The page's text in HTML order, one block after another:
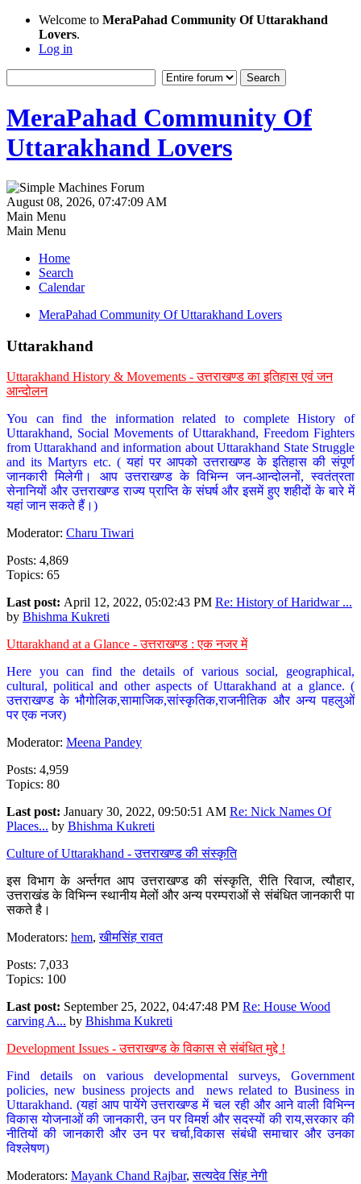
Welcome to MeraPahad Community Of Uttarakhand
Lovers.
Log in
MeraPahad Community Of
Uttarakhand Lovers
August 08, 2026, 07:47:09 AM
Main Menu
Main Menu
Home
Search
Calendar
MeraPahad Community Of Uttarakhand Lovers
Uttarakhand
Uttarakhand History & Movements - उत्तराखण्ड का इतिहास एवं जन
आन्दोलन
You can find the information related to complete History of
Uttarakhand, Social Movements of Uttarakhand, Freedom Fighters
from Uttarakhand and information about Uttarakhand State Struggle
and its Martyrs etc. ( यहां पर आपको उत्तराखण्ड के इतिहास की संपूर्ण
जानकारी मिलेगी। आप उत्तराखण्ड के विभिन्न जन-आन्दोलनों, स्वतंत्रता
सेनानियों और उत्तराखण्ड राज्य प्राप्ति के संघर्ष और इसमें हुए शहीदों के बारे में
यहां जान सकते हैं।)
Moderator: Charu Tiwari
Posts: 4,869
Topics: 65
Last post: April 12, 2022, 05:02:43 PM Re: History of Haridwar ...
by Bhishma Kukreti
Uttarakhand at a Glance - उत्तराखण्ड : एक नजर में
Here you can find the details of various social, geographical,
cultural, political and other aspects of Uttarakhand at a glance. (
उत्तराखण्ड के भौगोलिक,सामाजिक,सांस्कृतिक,राजनीतिक और अन्य पहलुओं
पर एक नजर)
Moderator: Meena Pandey
Posts: 4,959
Topics: 80
Last post: January 30, 2022, 09:50:51 AM Re: Nick Names Of
Places... by Bhishma Kukreti
Culture of Uttarakhand - उत्तराखण्ड की संस्कृति
इस विभाग के अर्न्तगत आप उत्तराखण्ड की संस्कृति, रीति रिवाज, त्यौहार,
उत्तराखंड के विभिन्न स्थानीय मेलों और अन्य परम्पराओं से संबंधित जानकारी पा
सकते है।
Moderators: hem,खीमसिंह रावत
Posts: 7,033
Topics: 100
Last post: September 25, 2022, 04:47:48 PM Re: House Wood
carving A... by Bhishma Kukreti
Development Issues - उत्तराखण्ड के विकास से संबंधित मुद्दे !
Find details on various developmental surveys, Government
policies, new business projects and news related to Business in
Uttarakhand. (यहां आप पायेंगे उत्तराखण्ड में चल रही और आने वाली विभिन्न
विकास योजनाओं की जानकारी, उन पर विमर्श और सदस्यों की राय,सरकार की
नीतियों की जानकारी और उन पर चर्चा,विकास संबंधी समाचार और उनका
विश्लेषण)
Moderators: Mayank Chand Rajbar,सत्यदेव सिंह नेगी